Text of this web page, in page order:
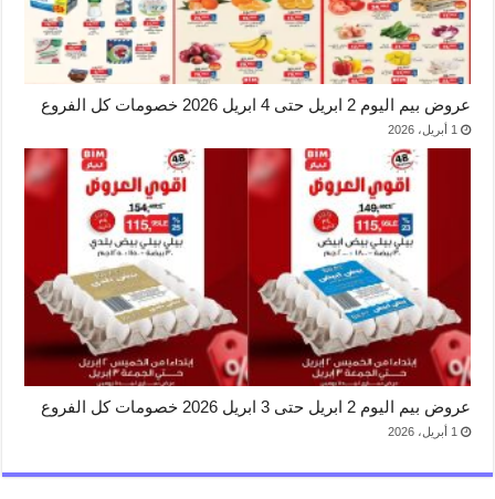
عروض بيم اليوم 2 ابريل حتى 4 ابريل 2026 خصومات كل الفروع
1 أبريل، 2026
عروض بيم اليوم 2 ابريل حتى 3 ابريل 2026 خصومات كل الفروع
1 أبريل، 2026